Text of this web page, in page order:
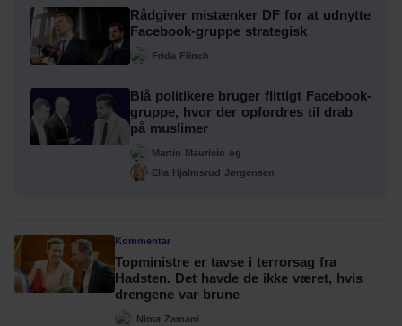
Rådgiver mistænker DF for at udnytte
Facebook-gruppe strategisk
Frida Flinch
Blå politikere bruger flittigt Facebook-
gruppe, hvor der opfordres til drab
på muslimer
Martin Mauricio og
Ella Hjalmsrud Jørgensen
Kommentar
Topministre er tavse i terrorsag fra
Hadsten. Det havde de ikke været, hvis
drengene var brune
Nima Zamani